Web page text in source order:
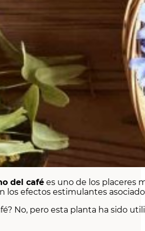
del café es uno de los placeres
los efectos estimulantes
No, pero esta planta ha sido